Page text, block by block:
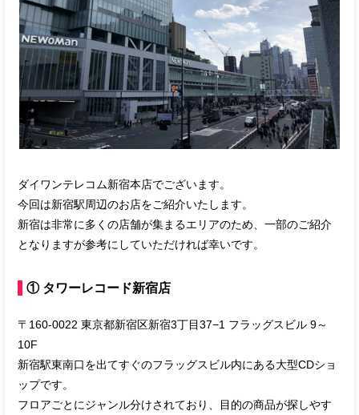
ダイワンテレコム新宿本店でございます。
今回は新宿駅周辺のお店をご紹介いたします。
新宿は非常に多くの店舗が集まるエリアのため、一部のご紹介
となりますが参考にしていただければ幸いです。
① タワーレコード新宿店
〒160-0022 東京都新宿区新宿3丁目37−1 フラッグスビル 9～
10F
新宿駅東南口を出てすぐのフラッグスビル内にある大型CDショ
ップです。
フロアごとにジャンル分けされており、目的の商品が探しやす